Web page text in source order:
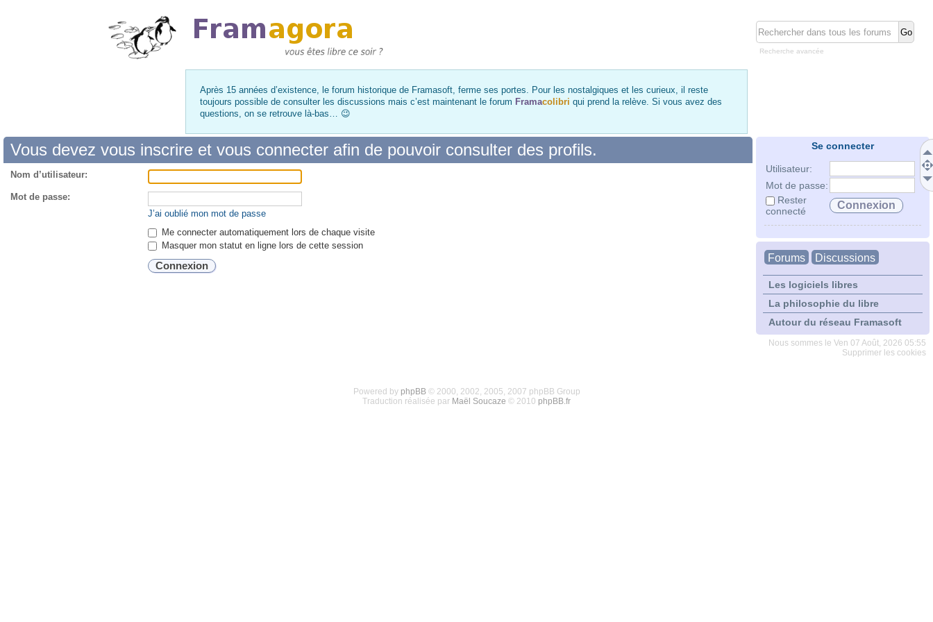
Recherche avancée
Après 15 années d’existence, le forum historique de Framasoft, ferme ses portes. Pour les nostalgiques et les curieux, il reste
toujours possible de consulter les discussions mais c’est maintenant le forum Framacolibri qui prend la relève. Si vous avez des
questions, on se retrouve là-bas… 😉
Se connecter
Utilisateur:
Mot de passe:
Rester
connecté
Forums Discussions
Les logiciels libres
La philosophie du libre
Autour du réseau Framasoft
Nous sommes le Ven 07 Août, 2026 05:55
Supprimer les cookies
Vous devez vous inscrire et vous connecter afin de pouvoir consulter des profils.
Nom d’utilisateur:
Mot de passe:
J’ai oublié mon mot de passe
Me connecter automatiquement lors de chaque visite
Masquer mon statut en ligne lors de cette session
Powered by phpBB© 2000, 2002, 2005, 2007 phpBB Group
Traduction réalisée par Maël Soucaze © 2010 phpBB.fr